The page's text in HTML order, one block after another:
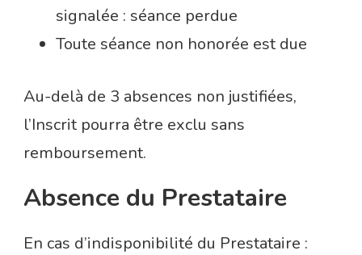
signalée : séance perdue
Toute séance non honorée est due
Au-delà de 3 absences non justifiées,
l’Inscrit pourra être exclu sans
remboursement.
Absence du Prestataire
En cas d’indisponibilité du Prestataire :